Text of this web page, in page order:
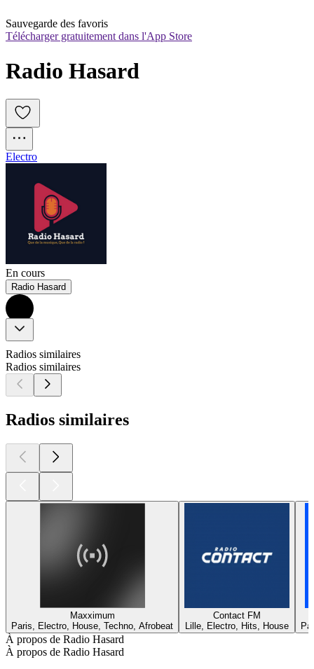
Sauvegarde des favoris
Télécharger gratuitement dans l'App Store
Radio Hasard
Electro
En cours
Radio Hasard
Radios similaires
Radios similaires
Radios similaires
Maxximum
Paris, Electro, House, Techno, Afrobeat
Contact FM
Lille, Electro, Hits, House
À propos de Radio Hasard
À propos de Radio Hasard